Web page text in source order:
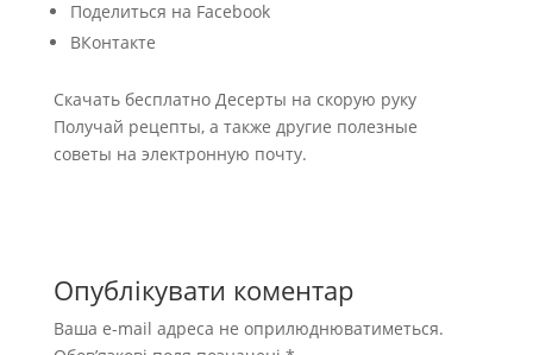
Поделиться на Facebook
ВКонтакте
Скачать бесплатно Десерты на скорую руку
Получай рецепты, а также другие полезные
советы на электронную почту.
Опублікувати коментар
Ваша e-mail адреса не оприлюднюватиметься.